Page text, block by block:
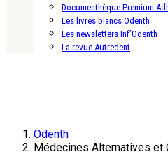
Documenthèque Premium
Les livres blancs Odenth
Les newsletters Inf’Odenth
La revue Autredent
Odenth
Médecines Alternatives et